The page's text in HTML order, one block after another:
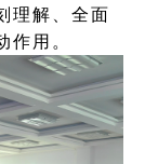
理解、全面
作用。